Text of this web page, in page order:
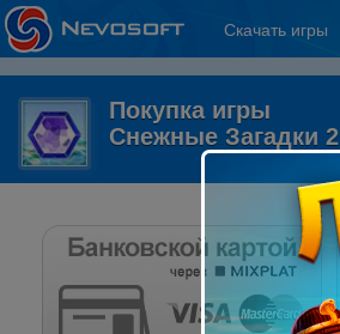
Скачать игры
Покупка игры
Снежные Загадки 2